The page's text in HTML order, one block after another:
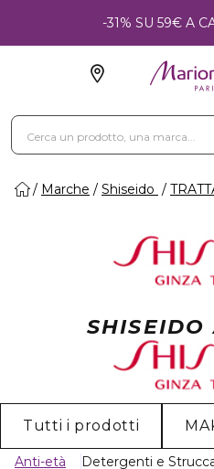
-31% SU 59€ A
Marche Shiseido
SHISEIDO
Tutti i prodotti
Anti-età Detergenti e